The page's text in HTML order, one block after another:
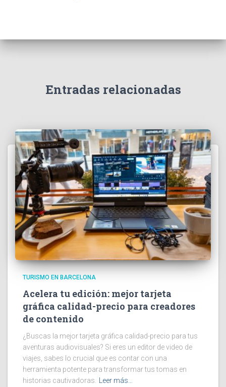
Entradas relacionadas
TURISMO EN BARCELONA
Acelera tu edición: mejor tarjeta
gráfica calidad-precio para creadores
de contenido
¿Buscas la mejor tarjeta gráfica calidad-precio para tus
aventuras audiovisuales? Si eres un editor de video de
viajes, sabes lo crucial que es contar con una
herramienta potente para transformar tus tomas en
historias cautivadoras.
Leer más…